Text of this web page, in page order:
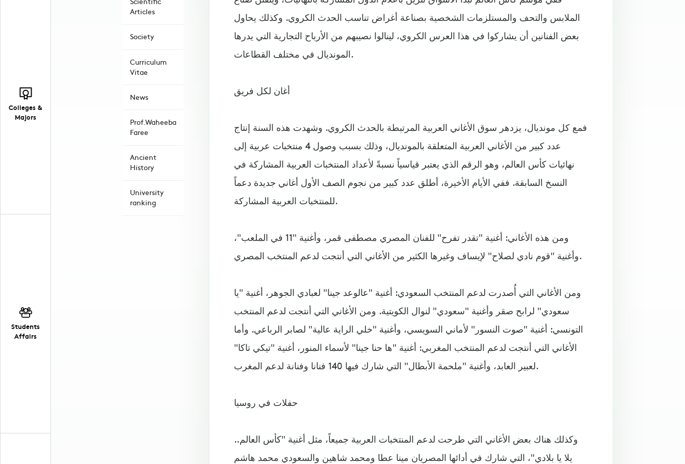
Colleges &
Majors
Students
Affairs
Articles
Society
Curriculum
Vitae
News
Prof.Waheeba
Faree
Ancient
History
University
ranking
الملابس والتحف والمستلزمات الشخصية بصناعة أغراض تناسب الحدث الكروي. وكذلك يحاول
بعض الفنانين أن يشاركوا في هذا العرس الكروي، لينالوا نصيبهم من الأرباح التجارية التي يدرها
المونديال في مختلف القطاعات.
أغان لكل فريق
فمع كل مونديال، يزدهر سوق الأغاني العربية المرتبطة بالحدث الكروي. وشهدت هذه السنة إنتاج
عدد كبير من الأغاني العربية المتعلقة بالمونديال، وذلك بسبب وصول 4 منتخبات عربية إلى
نهائيات كأس العالم، وهو الرقم الذي يعتبر قياسياً نسبةً لأعداد المنتخبات العربية المشاركة في
النسخ السابقة. ففي الأيام الأخيرة، أطلق عدد كبير من نجوم الصف الأول أغاني جديدة دعماً
للمنتخبات العربية المشاركة.
ومن هذه الأغاني: أغنية "تقدر تفرح" للفنان المصري مصطفى قمر، وأغنية "11 في الملعب"،
وأغنية "قوم نادي لصلاح" لإيساف وغيرها الكثير من الأغاني التي أنتجت لدعم المنتخب المصري.
ومن الأغاني التي أُصدرت لدعم المنتخب السعودي: أغنية "عالوعد جينا" لعبادي الجوهر، أغنية "يا
سعودي" لرابح صقر وأغنية "سعودي" لنوال الكويتية. ومن الأغاني التي أنتجت لدعم المنتخب
التونسي: أغنية "صوت النسور" لأماني السويسي، وأغنية "خلي الراية عالية" لصابر الرباعي. وأما
الأغاني التي أنتجت لدعم المنتخب المغربي: أغنية "ها حنا جينا" لأسماء المنور، أغنية "تيكي تاكا"
لعبير العابد، وأغنية "ملحمة الأبطال" التي شارك فيها 140 فنانا وفنانة لدعم المغرب.
حفلات في روسيا
وكذلك هناك بعض الأغاني التي طرحت لدعم المنتخبات العربية جميعاً، مثل أغنية "كأس العالم..
يلا يا بلادي"، التي شارك في أدائها المصريان مينا عطا ومحمد شاهين والسعودي محمد هاشم